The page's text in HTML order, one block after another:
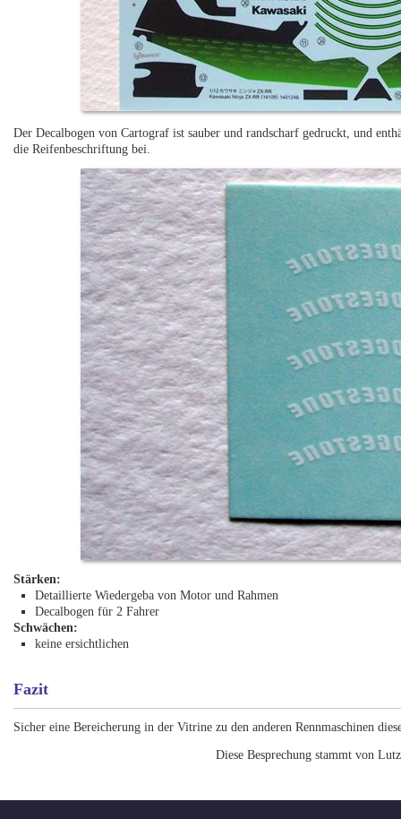
Der Decalbogen von Cartograf ist sauber und randscharf gedruckt, und
die Reifenbeschriftung bei.
Stärken:
Detaillierte Wiedergeba von Motor und Rahmen
Decalbogen für 2 Fahrer
Schwächen:
keine ersichtlichen
Fazit
Sicher eine Bereicherung in der Vitrine zu den anderen Rennmaschinen
Diese Besprechung stammt von